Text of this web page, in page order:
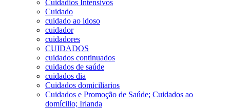
Cuidadios Intensivos
Cuidado
cuidado ao idoso
cuidador
cuidadores
CUIDADOS
cuidados continuados
cuidados de saúde
cuidados dia
Cuidados domiciliarios
Cuidados e Promoção de Saúde; Cuidados ao
domícilio; Irlanda